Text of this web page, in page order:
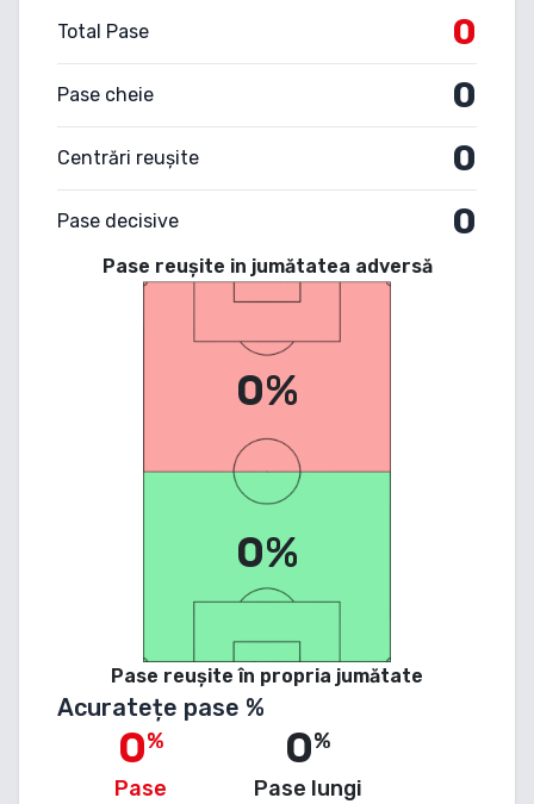
Total Pase 0
Pase cheie 0
Centrări reușite 0
Pase decisive 0
Pase reușite in jumătatea adversă
0%
0%
Pase reușite în propria jumătate
Acuratețe pase %
0%
Pase
0%
Pase lungi